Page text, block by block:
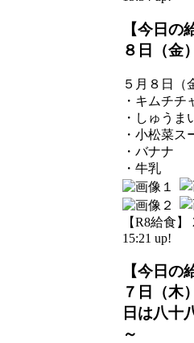
【今日の
８日（金
５月８日（
・キムチチ
・しゅうま
・小松菜ス
・バナナ
・牛乳
【R8給食】
15:21 up!
【今日の
７日（木
日は八十
～